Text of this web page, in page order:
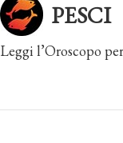
PESCI
Leggi l’Oroscopo